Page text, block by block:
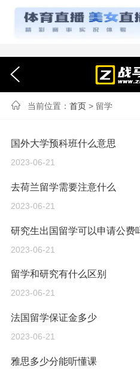
当前位置：首页 > 留学
国外大学预科班什么意思
2023-06-21
去荷兰留学需要注意什么
2023-06-21
研究生出国留学可以申请公费
2023-06-21
留学和研究有什么区别
2023-06-21
法国留学保证金多少
2023-06-21
雅思多少分能听懂课